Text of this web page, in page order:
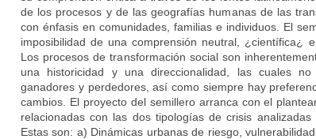
de los procesos y de las geografías humanas de las
con énfasis en comunidades, familias e individuos. El
imposibilidad de una comprensión neutral, ¿científica¿
Los procesos de transformación social son
una historicidad y una direccionalidad, las cuales
ganadores y perdedores, así como siempre hay
cambios. El proyecto del semillero arranca con el
relacionadas con las dos tipologías de crisis
Estas son: a) Dinámicas urbanas de riesgo,